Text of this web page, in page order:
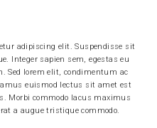
adipiscing elit. Suspendisse sit
Integer sapien sem, egestas eu
Sed lorem elit, condimentum ac
euismod lectus sit amet est
Morbi commodo lacus maximus
a augue tristique commodo.